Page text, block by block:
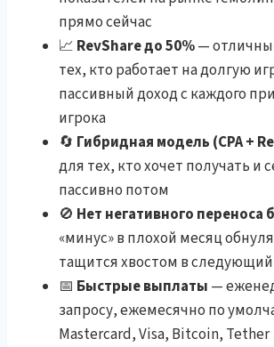
прямо сейчас
📈 RevShare до 50%—
тех, кто работает на долгую
пассивный доход с каждого
игрока
🔄 Гибридная модель (CPA +
для тех, кто хочет получать и
пассивно потом
🚫 Нет негативного переноса
«минус» в плохой месяц
тащится хвостом в следующий
📅 Быстрые выплаты —
запросу, ежемесячно по
Mastercard, Visa, Bitcoin, Tether